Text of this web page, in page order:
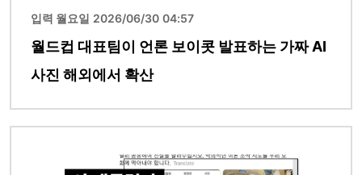
입력 월요일 2026/06/30 04:57
월드컵 대표팀이 언론 보이콧 발표하는 가짜 AI
사진 해외에서 확산